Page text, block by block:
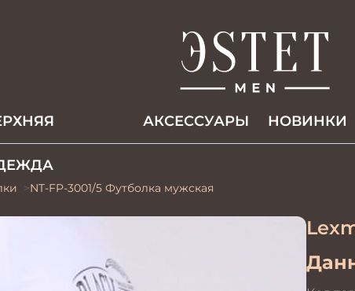
АКCЕССУАРЫ НОВИНКИ
NT-FP-3001/5 Футболка мужская